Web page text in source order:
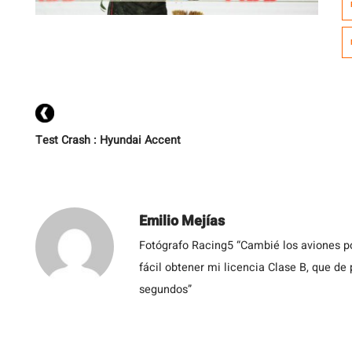
Test Crash : Hyundai Accent
Emilio Mejías
Fotógrafo Racing5 “Cambié los aviones
fácil obtener mi licencia Clase B, que
segundos”